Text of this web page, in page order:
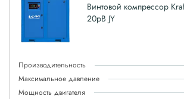
Винтовой компрессор
20рВ JY
Производительность
Максимальное давление
Мощность двигателя